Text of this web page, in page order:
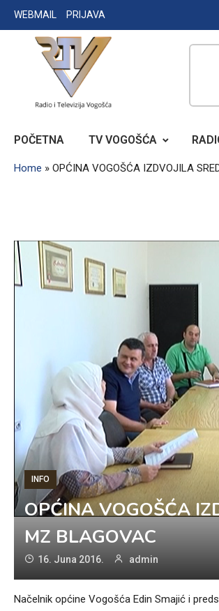
Skip
to
WEBMAIL PRIJAVA
RADIO TELEVIZIJA VOGOŠĆA
POČETNA TV VOGOŠĆA
Home » OPĆINA VOGOŠĆA IZDVOJILA
INFO
OPĆINA VOGOŠĆA
MZ BLAGOVAC
16. Juna 2016. admin
Načelnik općine Vogošća Edin Smajić i